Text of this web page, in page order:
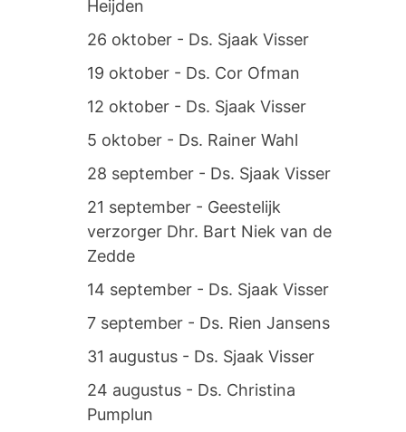
Heijden
26 oktober - Ds. Sjaak Visser
19 oktober - Ds. Cor Ofman
12 oktober - Ds. Sjaak Visser
5 oktober - Ds. Rainer Wahl
28 september - Ds. Sjaak Visser
21 september - Geestelijk
verzorger Dhr. Bart Niek van de
Zedde
14 september - Ds. Sjaak Visser
7 september - Ds. Rien Jansens
31 augustus - Ds. Sjaak Visser
24 augustus - Ds. Christina
Pumplun